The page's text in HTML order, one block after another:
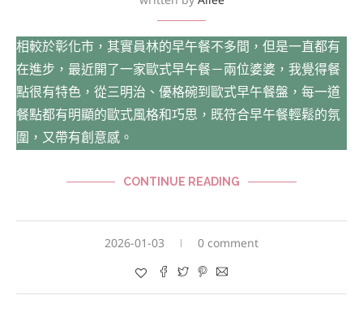
相較於彰化市，其實員林的早午餐不多間，但是一直都有
在進步，最近開了一家歐式早午餐－兩位婆婆，我覺得餐
點很有特色，從三明治、優格碗到歐式早午餐盤，每一道
餐點都有明顯的歐式風格和巧思，既符合早午餐輕鬆的氛
圍，又帶有創意感。
CONTINUE READING
2026-01-03 0 comment